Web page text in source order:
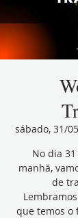
sábado, 31/05
No dia
manhã,
de
que temos o